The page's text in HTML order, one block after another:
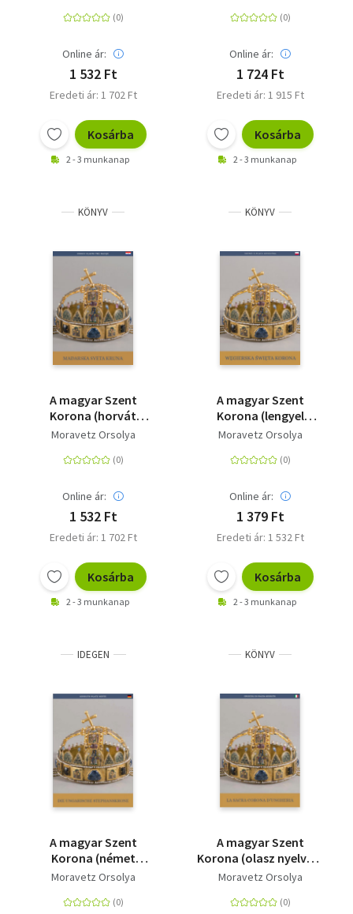
Koruna
Online ár:
1 532 Ft
Eredeti ár: 1 702 Ft
Kosárba
2 - 3 munkanap
Online ár:
1 724 Ft
Eredeti ár: 1 915 Ft
Kosárba
2 - 3 munkanap
KÖNYV
A magyar Szent
Korona (horvát
nyelven) - Mađarska
Moravetz Orsolya
Online ár:
1 532 Ft
Eredeti ár: 1 702 Ft
Kosárba
2 - 3 munkanap
KÖNYV
A magyar Szent
Korona (lengyel
nyelven) - Wegierska
Moravetz Orsolya
Online ár:
1 379 Ft
Eredeti ár: 1 532 Ft
Kosárba
2 - 3 munkanap
IDEGEN
A magyar Szent
Korona (német
nyelven) - Die
Stephanskrone
Moravetz Orsolya
KÖNYV
A magyar Szent
Korona (olasz nyelven)
- La Sacra Corona
Moravetz Orsolya